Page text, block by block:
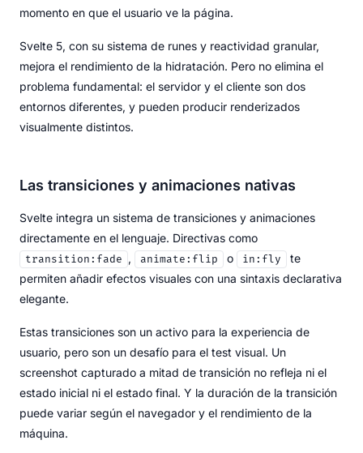
momento en que el usuario ve la página.
Svelte 5, con su sistema de runes y reactividad granular,
mejora el rendimiento de la hidratación. Pero no elimina el
problema fundamental: el servidor y el cliente son dos
entornos diferentes, y pueden producir renderizados
visualmente distintos.
Las transiciones y animaciones nativas
Svelte integra un sistema de transiciones y animaciones
directamente en el lenguaje. Directivas como
transition:fade , animate:flip o in:fly
te
permiten añadir efectos visuales con una sintaxis declarativa
elegante.
Estas transiciones son un activo para la experiencia de
usuario, pero son un desafío para el test visual. Un
screenshot capturado a mitad de transición no refleja ni el
estado inicial ni el estado final. Y la duración de la transición
puede variar según el navegador y el rendimiento de la
máquina.